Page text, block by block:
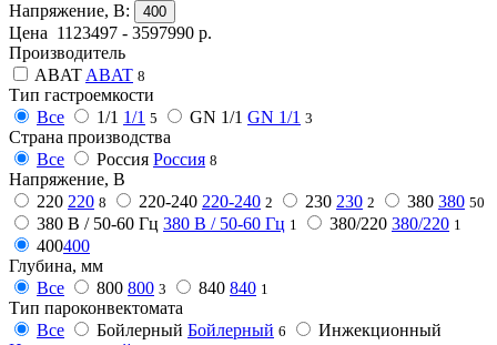
Напряжение, В: 400
Цена 1123497 - 3597990 р.
Производитель
ABAT ABAT 8
Тип гастроемкости
Все
1/1 1/1 5 GN 1/1 GN 1/1 3
Страна производства
Все
Россия Россия 8
Напряжение, В
220 220 8 220-240 220-240 2 230 230 2 380 380 50
380 В / 50-60 Гц 380 В / 50-60 Гц 1 380/220 380/220 1
400400
Глубина, мм
Все
800 800 3 840 840 1
Тип пароконвектомата
Все
Бойлерный Бойлерный 6
Инжекционный